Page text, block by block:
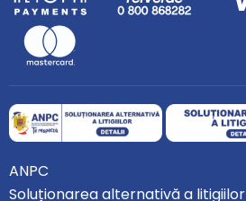
ANPC
Soluționarea alternativă a litigiilor